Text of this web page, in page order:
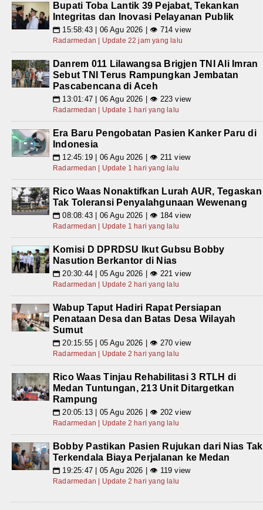
Bupati Toba Lantik 39 Pejabat, Tekankan
Integritas dan Inovasi Pelayanan Publik
📅 15:58:43 | 06 Agu 2026 | 👁 714 view
Radarmedan | Update 22 jam yang lalu
Danrem 011 Lilawangsa Brigjen TNI Ali Imran
Sebut TNI Terus Rampungkan Jembatan
Pascabencana di Aceh
📅 13:01:47 | 06 Agu 2026 | 👁 223 view
Radarmedan | Update 1 hari yang lalu
Era Baru Pengobatan Pasien Kanker Paru di
Indonesia
📅 12:45:19 | 06 Agu 2026 | 👁 211 view
Radarmedan | Update 1 hari yang lalu
Rico Waas Nonaktifkan Lurah AUR, Tegaskan
Tak Toleransi Penyalahgunaan Wewenang
📅 08:08:43 | 06 Agu 2026 | 👁 184 view
Radarmedan | Update 1 hari yang lalu
Komisi D DPRDSU Ikut Gubsu Bobby
Nasution Berkantor di Nias
📅 20:30:44 | 05 Agu 2026 | 👁 221 view
Radarmedan | Update 2 hari yang lalu
Wabup Taput Hadiri Rapat Persiapan
Penataan Desa dan Batas Desa Wilayah
Sumut
📅 20:15:55 | 05 Agu 2026 | 👁 270 view
Radarmedan | Update 2 hari yang lalu
Rico Waas Tinjau Rehabilitasi 3 RTLH di
Medan Tuntungan, 213 Unit Ditargetkan
Rampung
📅 20:05:13 | 05 Agu 2026 | 👁 202 view
Radarmedan | Update 2 hari yang lalu
Bobby Pastikan Pasien Rujukan dari Nias Tak
Terkendala Biaya Perjalanan ke Medan
📅 19:25:47 | 05 Agu 2026 | 👁 119 view
Radarmedan | Update 2 hari yang lalu